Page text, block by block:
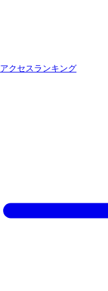
アクセスランキング